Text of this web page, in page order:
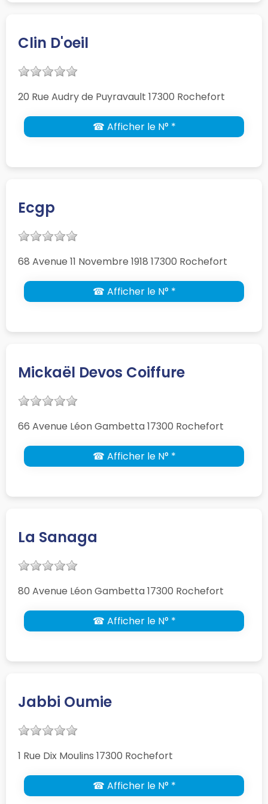
Clin D'oeil
20 Rue Audry de Puyravault 17300 Rochefort
☎ Afficher le N° *
Ecgp
68 Avenue 11 Novembre 1918 17300 Rochefort
☎ Afficher le N° *
Mickaël Devos Coiffure
66 Avenue Léon Gambetta 17300 Rochefort
☎ Afficher le N° *
La Sanaga
80 Avenue Léon Gambetta 17300 Rochefort
☎ Afficher le N° *
Jabbi Oumie
1 Rue Dix Moulins 17300 Rochefort
☎ Afficher le N° *